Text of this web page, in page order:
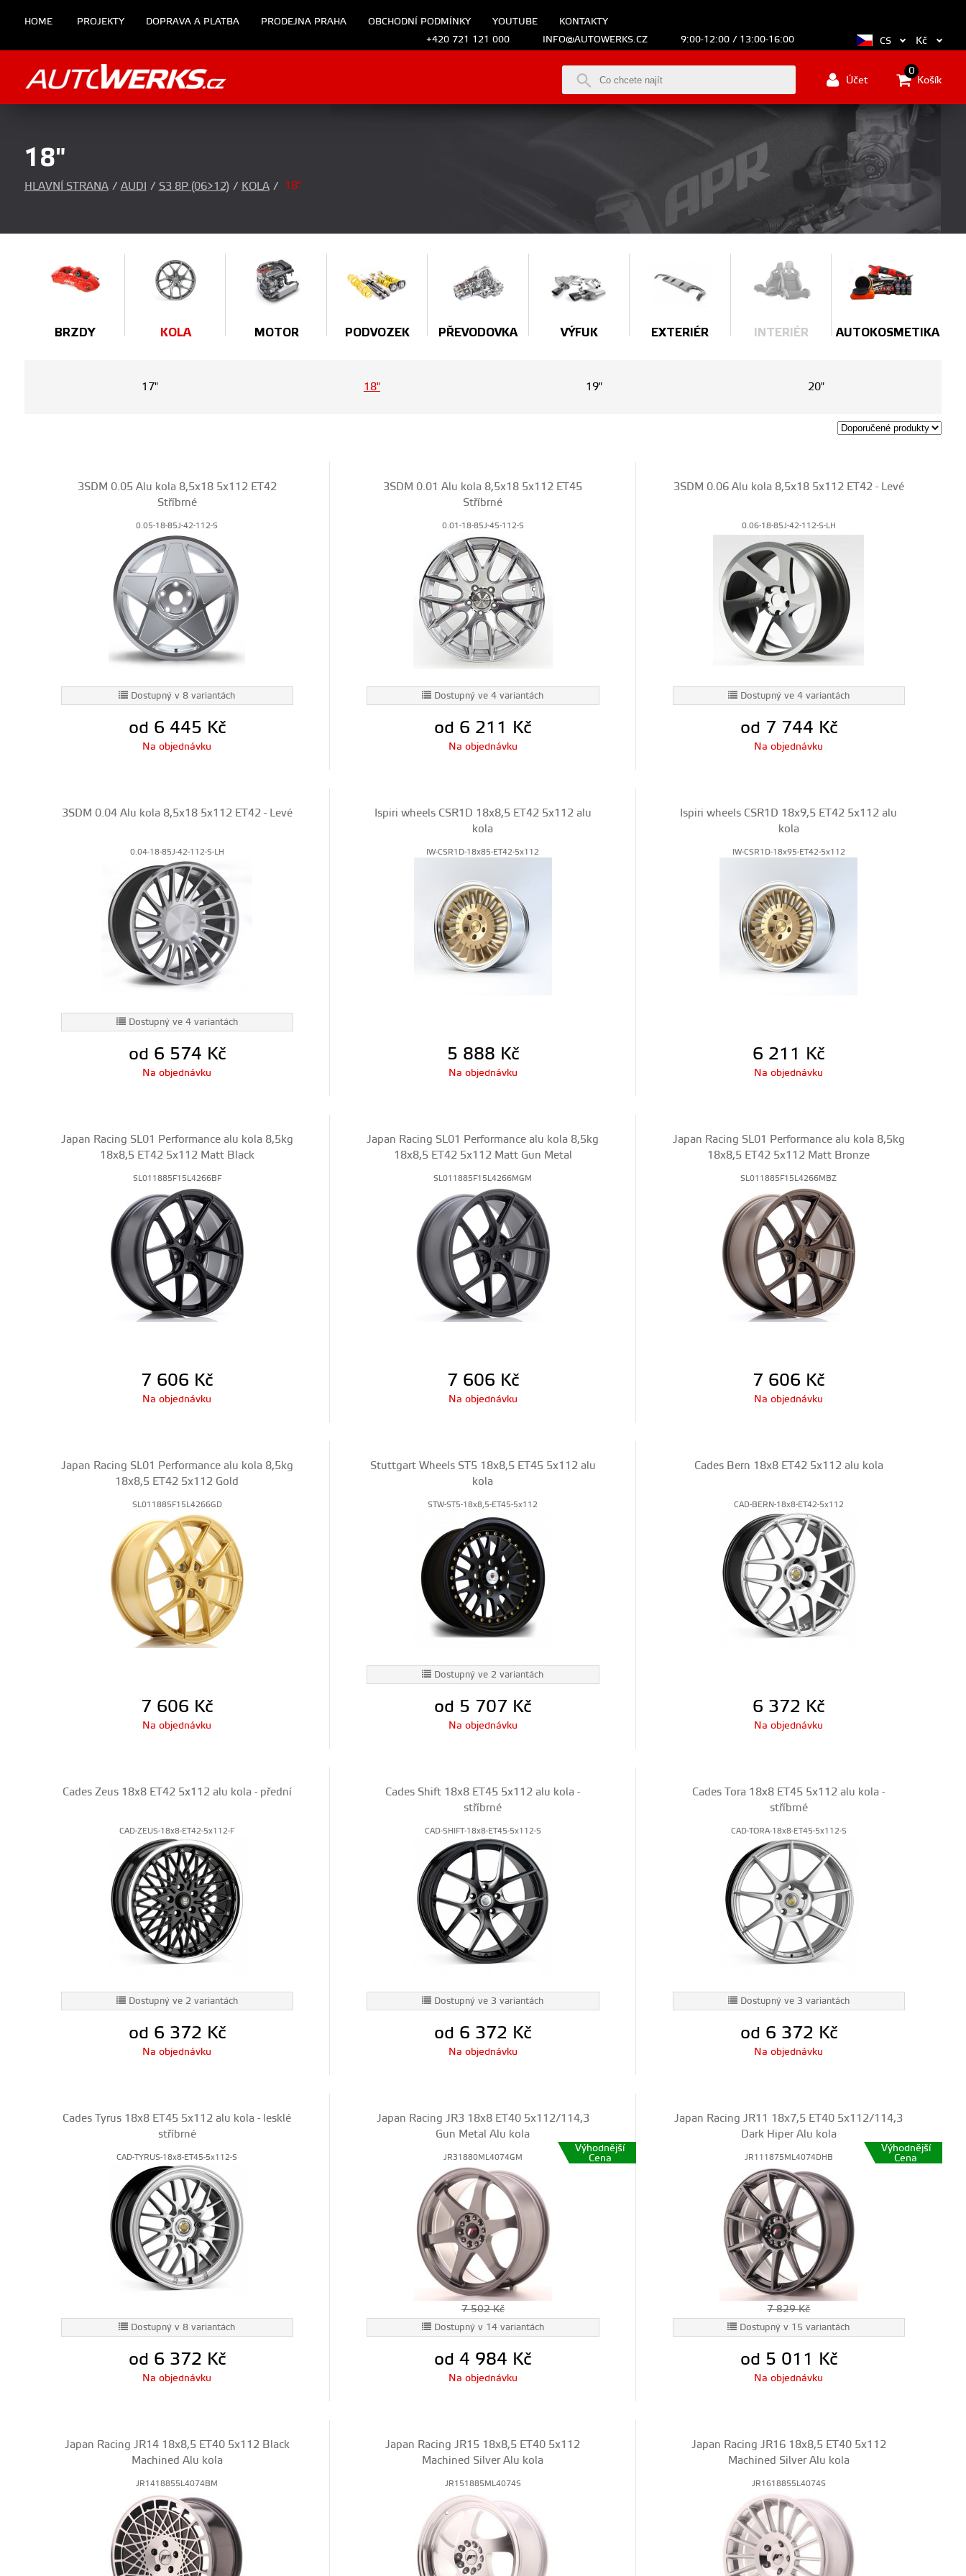
HOME PROJEKTY DOPRAVA A PLATBA PRODEJNA PRAHA OBCHODNÍ PODMÍNKY YOUTUBE
KONTAKTY
+420 721 121 000
INFO@AUTOWERKS.CZ 9:00-12:00 / 13:00-16:00 CS Kč
Účet Košík
0
18"
HLAVNÍ STRANA / AUDI / S3 8P (06>12) / KOLA / 18"
BRZDY KOLA MOTOR PODVOZEK PŘEVODOVKA VÝFUK EXTERIÉR INTERIÉR AUTOKOSMETIKA
17" 18" 19" 20"
3SDM 0.05 Alu kola 8,5x18 5x112 ET42
Stříbrné
0.05-18-85J-42-112-S
Dostupný v 8 variantách
od 6 445 Kč
Na objednávku
3SDM 0.01 Alu kola 8,5x18 5x112 ET45
Stříbrné
0.01-18-85J-45-112-S
Dostupný ve 4 variantách
od 6 211 Kč
Na objednávku
3SDM 0.06 Alu kola 8,5x18 5x112 ET42 - Levé
0.06-18-85J-42-112-S-LH
Dostupný ve 4 variantách
od 7 744 Kč
Na objednávku
3SDM 0.04 Alu kola 8,5x18 5x112 ET42 - Levé
0.04-18-85J-42-112-S-LH
Dostupný ve 4 variantách
od 6 574 Kč
Na objednávku
Ispiri wheels CSR1D 18x8,5 ET42 5x112 alu
kola
IW-CSR1D-18x85-ET42-5x112
5 888 Kč
Na objednávku
Ispiri wheels CSR1D 18x9,5 ET42 5x112 alu
kola
IW-CSR1D-18x95-ET42-5x112
6 211 Kč
Na objednávku
Japan Racing SL01 Performance alu kola 8,5kg
18x8,5 ET42 5x112 Matt Black
SL011885F15L4266BF
7 606 Kč
Na objednávku
Japan Racing SL01 Performance alu kola 8,5kg
18x8,5 ET42 5x112 Matt Gun Metal
SL011885F15L4266MGM
7 606 Kč
Na objednávku
Japan Racing SL01 Performance alu kola 8,5kg
18x8,5 ET42 5x112 Matt Bronze
SL011885F15L4266MBZ
7 606 Kč
Na objednávku
Japan Racing SL01 Performance alu kola 8,5kg
18x8,5 ET42 5x112 Gold
SL011885F15L4266GD
7 606 Kč
Na objednávku
Stuttgart Wheels ST5 18x8,5 ET45 5x112 alu
kola
STW-ST5-18x8,5-ET45-5x112
Dostupný ve 2 variantách
od 5 707 Kč
Na objednávku
Cades Bern 18x8 ET42 5x112 alu kola
CAD-BERN-18x8-ET42-5x112
6 372 Kč
Na objednávku
Cades Zeus 18x8 ET42 5x112 alu kola - přední
CAD-ZEUS-18x8-ET42-5x112-F
Dostupný ve 2 variantách
od 6 372 Kč
Na objednávku
Cades Shift 18x8 ET45 5x112 alu kola -
stříbrné
CAD-SHIFT-18x8-ET45-5x112-S
Dostupný ve 3 variantách
od 6 372 Kč
Na objednávku
Cades Tora 18x8 ET45 5x112 alu kola -
stříbrné
CAD-TORA-18x8-ET45-5x112-S
Dostupný ve 3 variantách
od 6 372 Kč
Na objednávku
Cades Tyrus 18x8 ET45 5x112 alu kola - lesklé
stříbrné
CAD-TYRUS-18x8-ET45-5x112-S
Dostupný v 8 variantách
od 6 372 Kč
Na objednávku
Japan Racing JR3 18x8 ET40 5x112/114,3
Gun Metal Alu kola
JR31880ML4074GM
Výhodnější
Cena
7 502Kč
Dostupný v 14 variantách
od 4 984 Kč
Na objednávku
Japan Racing JR11 18x7,5 ET40 5x112/114,3
Dark Hiper Alu kola
JR111875ML4074DHB
Výhodnější
Cena
7 829Kč
Dostupný v 15 variantách
od 5 011 Kč
Na objednávku
Japan Racing JR14 18x8,5 ET40 5x112 Black
Machined Alu kola
JR1418855L4074BM
Japan Racing JR15 18x8,5 ET40 5x112
Machined Silver Alu kola
JR151885ML4074S
Japan Racing JR16 18x8,5 ET40 5x112
Machined Silver Alu kola
JR1618855L4074S